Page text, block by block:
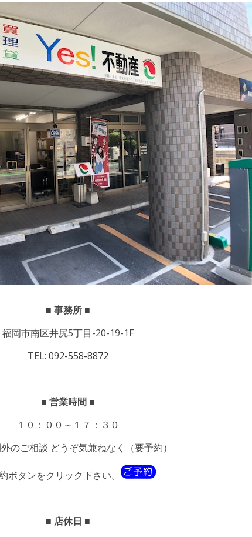
■ 事務所 ■
福岡市南区井尻5丁目-20-19-1F
TEL: 092-558-8872
■ 営業時間 ■
１０：００～１７：３０
のご相談 どうぞ気兼ねなく（要予約）
ボタンをクリック下さい。
■ 店休日 ■